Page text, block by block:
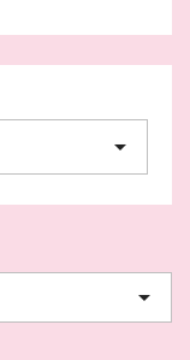
arrow_drop_down
